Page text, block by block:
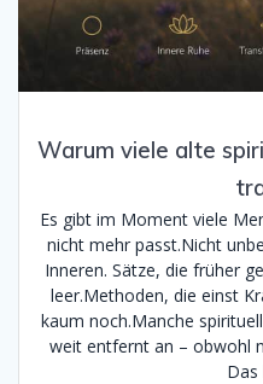
Warum viele alte
Es gibt im Moment viele
nicht mehr passt.Nicht
Inneren. Sätze, die früher
leer.Methoden, die einst
kaum noch.Manche
weit entfernt an – obwohl